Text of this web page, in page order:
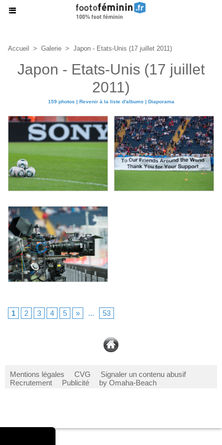
Accueil > Galerie > Japon - Etats-Unis (17 juillet 2011)
Japon - Etats-Unis (17 juillet
2011)
159 photos | Revenir à la liste d'albums | Diaporama
1 2 3 4 5 » ... 53
Mentions légales CVG
Signaler un contenu abusif
Recrutement
Publicité by Omaha-Beach